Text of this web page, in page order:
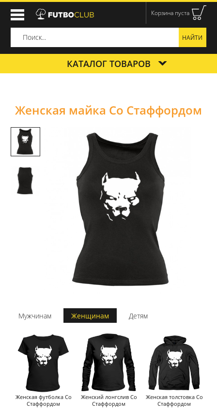
Корзина пуста
КАТАЛОГ ТОВАРОВ
Женская майка Со Стаффордом
Мужчинам Женщинам Детям
Женская футболка Со
Стаффордом
Женский лонгслив Со
Стаффордом
Женская толстовка Со
Стаффордом